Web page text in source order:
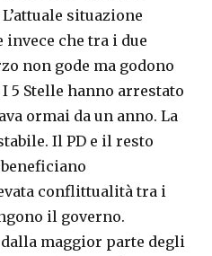
situazione
che tra i due
non gode ma godono
Stelle hanno arrestato
ormai da un anno. La
Il PD e il resto
conflittualità tra i
il governo.
maggior parte degli